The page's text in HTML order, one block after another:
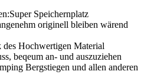
Speichernplatz
originell bleiben wärend
des Hochwertigen Material
beqeum an- und auszuziehen
Bergstiegen und allen anderen